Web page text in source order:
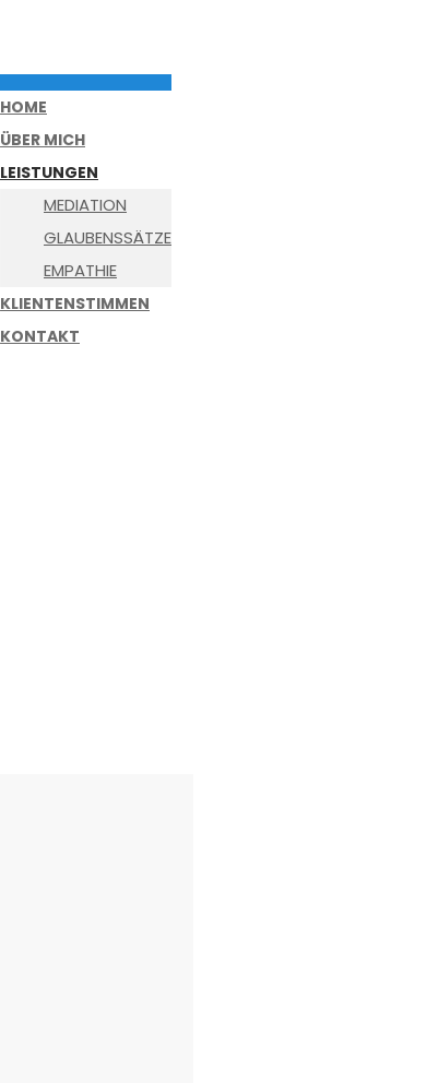
HOME
ÜBER MICH
LEISTUNGEN
MEDIATION
GLAUBENSSÄTZE
EMPATHIE
KLIENTENSTIMMEN
KONTAKT